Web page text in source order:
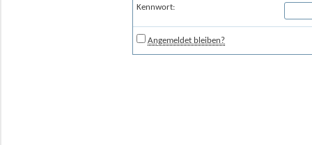
Kennwort:
Angemeldet bleiben?